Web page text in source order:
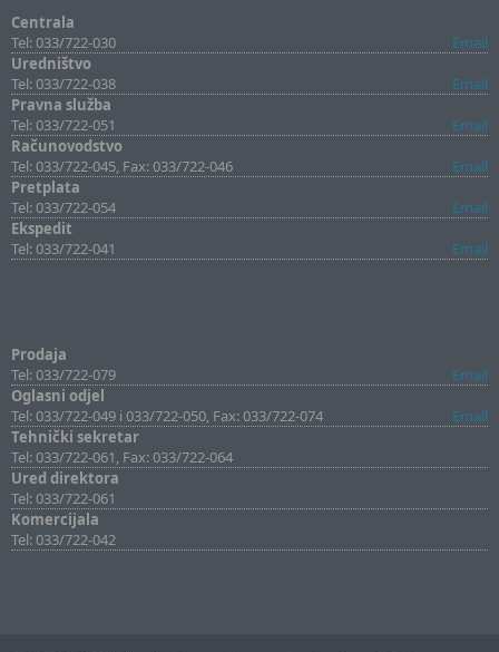
Centrala
Tel: 033/722-030
Email
Uredništvo
Tel: 033/722-038
Email
Pravna služba
Tel: 033/722-051
Email
Računovodstvo
Tel: 033/722-045, Fax: 033/722-046
Email
Pretplata
Tel: 033/722-054
Email
Ekspedit
Tel: 033/722-041
Email
Prodaja
Tel: 033/722-079
Email
Oglasni odjel
Tel: 033/722-049 i 033/722-050, Fax: 033/722-074
Email
Tehnički sekretar
Tel: 033/722-061, Fax: 033/722-064
Ured direktora
Tel: 033/722-061
Komercijala
Tel: 033/722-042